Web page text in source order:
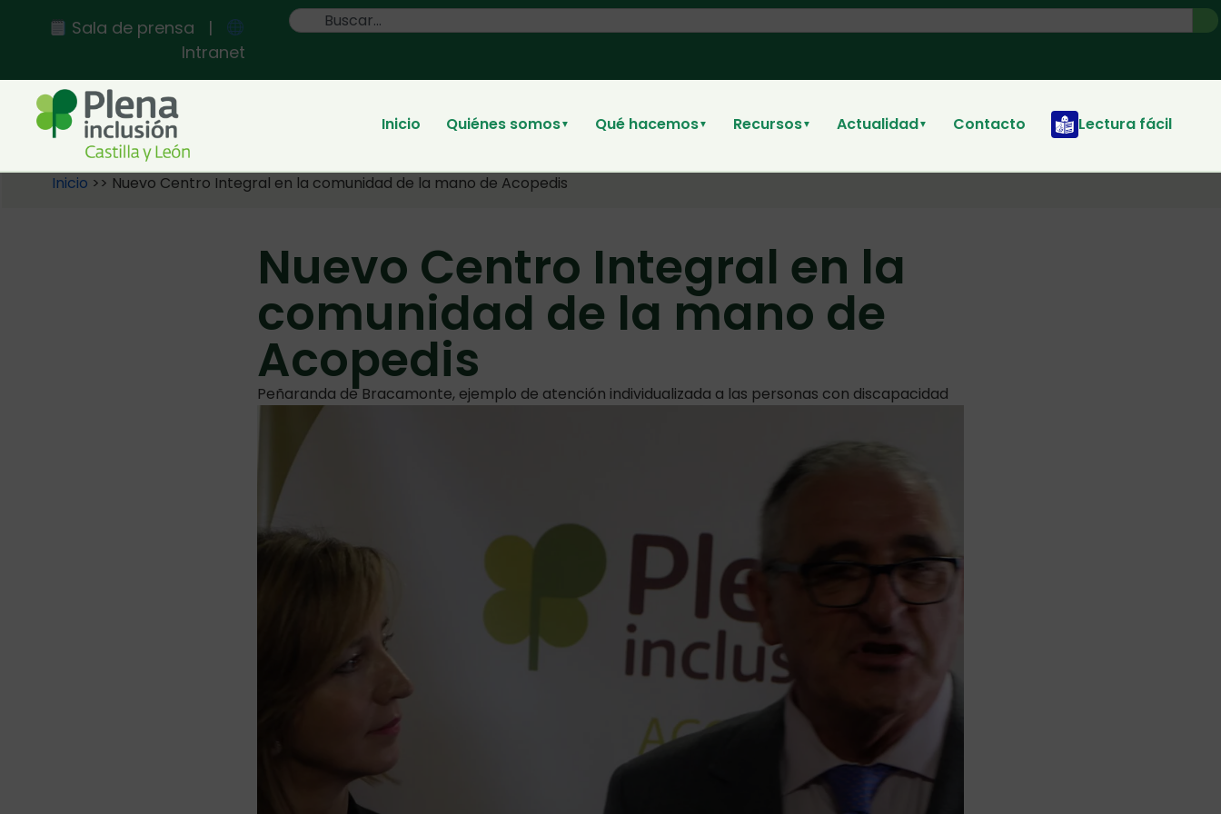
Sala de prensa |
Intranet
Inicio Quiénes somos▼ Qué hacemos▼ Recursos▼ Actualidad▼ Contacto Lectura fácil
Inicio >> Nuevo Centro Integral en la comunidad de la mano de Acopedis
Nuevo Centro Integral en la
comunidad de la mano de
Acopedis
Peñaranda de Bracamonte, ejemplo de atención individualizada a las personas con discapacidad